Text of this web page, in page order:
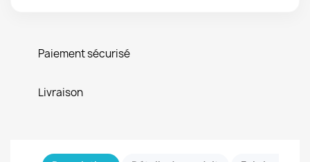
Paiement sécurisé
Livraison